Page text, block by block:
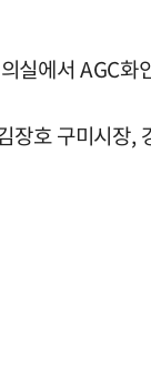
실에서 AGC
호 구미시장,